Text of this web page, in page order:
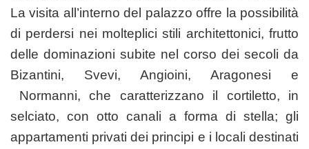
La visita all’interno del palazzo offre la possibilità
di perdersi nei molteplici stili architettonici, frutto
delle dominazioni subite nel corso dei secoli da
Bizantini, Svevi, Angioini, Aragonesi e
Normanni, che caratterizzano il cortiletto, in
selciato, con otto canali a forma di stella; gli
appartamenti privati dei principi e i locali destinati